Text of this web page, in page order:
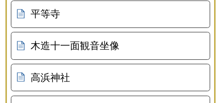
平等寺
木造十一面観音坐像
高浜神社